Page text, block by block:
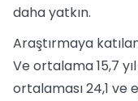
daha yatkın.
Araştırmaya
Ve ortalama 15,7
ortalaması 24,1